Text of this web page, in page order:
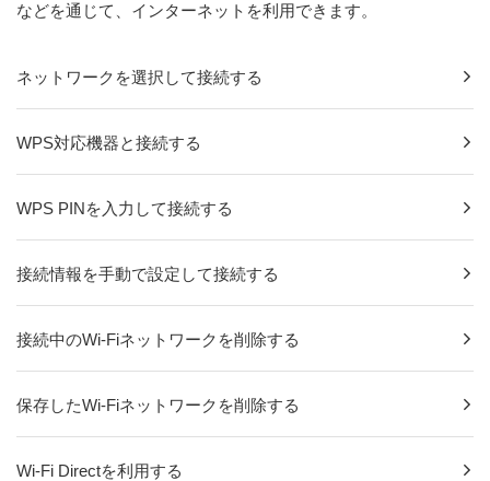
などを通じて、インターネットを利用できます。
ネットワークを選択して接続する
WPS対応機器と接続する
WPS PINを入力して接続する
接続情報を手動で設定して接続する
接続中のWi-Fiネットワークを削除する
保存したWi-Fiネットワークを削除する
Wi-Fi Directを利用する